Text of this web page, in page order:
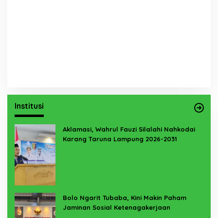
Institusi
Aklamasi, Wahrul Fauzi Silalahi Nahkodai
Karang Taruna Lampung 2026-2031
Bolo Ngarit Tubaba, Kini Makin Paham
Jaminan Sosial Ketenagakerjaan